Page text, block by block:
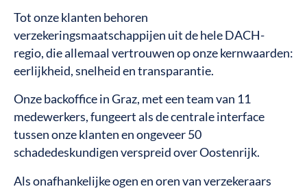
Tot onze klanten behoren
verzekeringsmaatschappijen uit de hele DACH-
regio, die allemaal vertrouwen op onze kernwaarden:
eerlijkheid, snelheid en transparantie.
Onze backoffice in Graz, met een team van 11
medewerkers, fungeert als de centrale interface
tussen onze klanten en ongeveer 50
schadedeskundigen verspreid over Oostenrijk.
Als onafhankelijke ogen en oren van verzekeraars